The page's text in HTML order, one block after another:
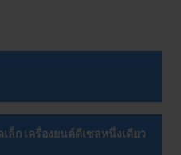
ล็ก เครื่องยนต์ดีเซลหนึ่งเดียว